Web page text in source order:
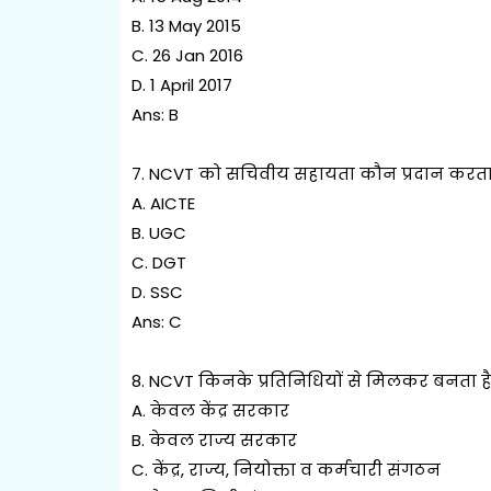
B. 13 May 2015
C. 26 Jan 2016
D. 1 April 2017
Ans: B
7. NCVT को सचिवीय सहायता कौन प्रदान
A. AICTE
B. UGC
C. DGT
D. SSC
Ans: C
8. NCVT किनके प्रतिनिधियों से मिलकर बनता
A. केवल केंद्र सरकार
B. केवल राज्य सरकार
C. केंद्र, राज्य, नियोक्ता व कर्मचारी संगठन